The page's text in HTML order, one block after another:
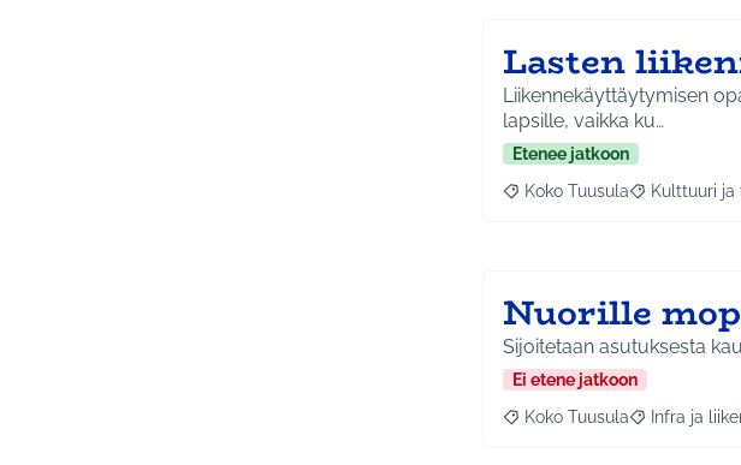
Lasten
Liikennekäyttäytymisen
lapsille, vaikka ku…
Etenee jatkoon
Rajaa tulokset aihepiirin
Koko Tuusula Rajaa
Kulttuuri
Nuorille
Sijoitetaan asutuksesta
Ei etene jatkoon
Rajaa tulokset aihepiirin
Koko Tuusula RajaaInfra ja